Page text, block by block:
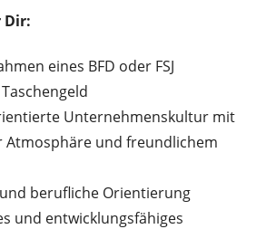
Dir:
eines BFD oder FSJ
Unternehmenskultur mit
Atmosphäre und freundlichem
berufliche Orientierung
und entwicklungsfähiges